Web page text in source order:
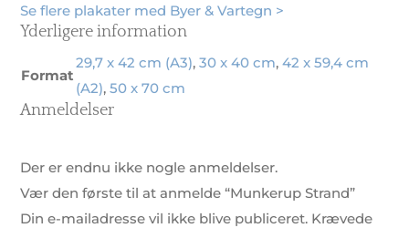
Se flere plakater med Byer & Vartegn >
Yderligere information
Format
29,7 x 42 cm (A3),30 x 40 cm,42 x 59,4 cm
(A2),50 x 70 cm
Anmeldelser
Der er endnu ikke nogle anmeldelser.
Vær den første til at anmelde “Munkerup Strand”
Din e-mailadresse vil ikke blive publiceret. Krævede